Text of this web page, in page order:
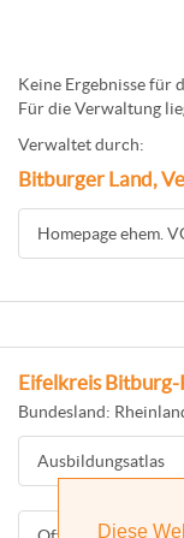
Diese
Keine Ergebnisse für
Für die Verwaltung
Verwaltet durch:
Bitburger Land,
Homepage ehem.
Eifelkreis Bitburg-
Bundesland:
Ausbildungsatlas